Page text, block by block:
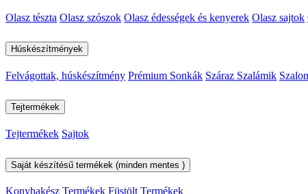
Olasz tészta Olasz szószok Olasz édességek és kenyerek Olasz sajtok
Húskészítmények
Felvágottak, húskészítmény Prémium Sonkák Száraz Szalámik
Tejtermékek
Tejtermékek Sajtok
Saját készítésű termékek (minden mentes )
Konyhakész Termékek Füstölt Termékek